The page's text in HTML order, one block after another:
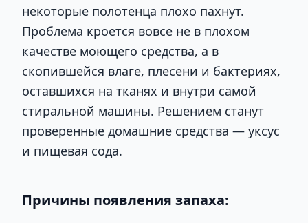
некоторые полотенца плохо пахнут.
Проблема кроется вовсе не в плохом
качестве моющего средства, а в
скопившейся влаге, плесени и бактериях,
оставшихся на тканях и внутри самой
стиральной машины. Решением станут
проверенные домашние средства — уксус
и пищевая сода.
Причины появления запаха: